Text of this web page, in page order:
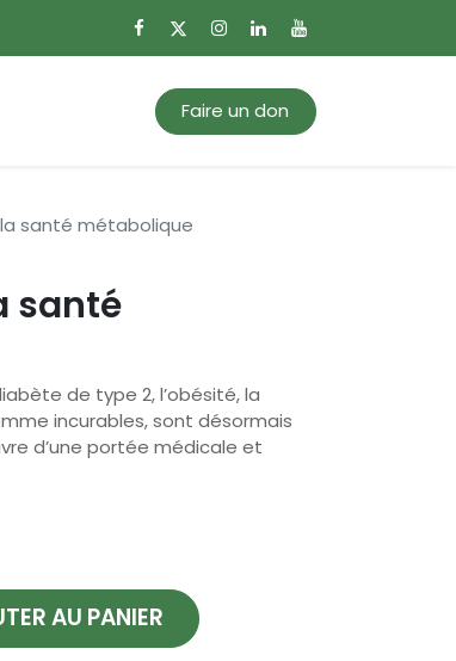
Faire un don
santé métabolique
santé
de type 2, l’obésité, la
incurables, sont désormais
d’une portée médicale et
AU PANIER